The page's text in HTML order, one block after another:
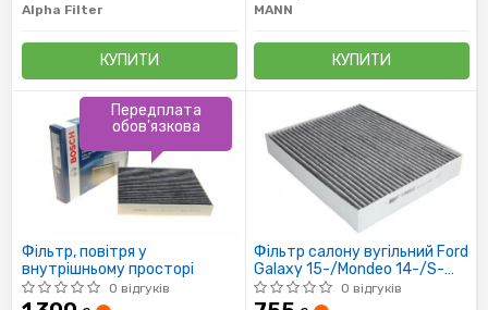
Alpha Filter
КУПИТИ
MANN
КУПИТИ
Фільтр, повітря у
внутрішньому просторі
0 відгуків
Передплата
обов'язкова
Фільтр салону вугільний Ford
Galaxy 15-/Mondeo 14-/S-
Max 15-
0 відгуків